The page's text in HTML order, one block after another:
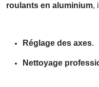
roulants en aluminium,
Réglage des axes.
Nettoyage